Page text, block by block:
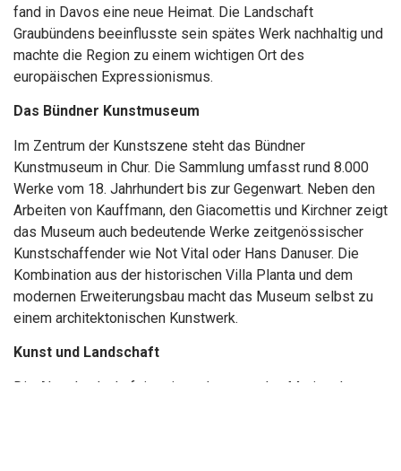
fand in Davos eine neue Heimat. Die Landschaft
Graubündens beeinflusste sein spätes Werk nachhaltig und
machte die Region zu einem wichtigen Ort des
europäischen Expressionismus.
Das Bündner Kunstmuseum
Im Zentrum der Kunstszene steht das Bündner
Kunstmuseum in Chur. Die Sammlung umfasst rund 8.000
Werke vom 18. Jahrhundert bis zur Gegenwart. Neben den
Arbeiten von Kauffmann, den Giacomettis und Kirchner zeigt
das Museum auch bedeutende Werke zeitgenössischer
Kunstschaffender wie Not Vital oder Hans Danuser. Die
Kombination aus der historischen Villa Planta und dem
modernen Erweiterungsbau macht das Museum selbst zu
einem architektonischen Kunstwerk.
Kunst und Landschaft
Die Alpenlandschaft ist eines der zentralen Motive der